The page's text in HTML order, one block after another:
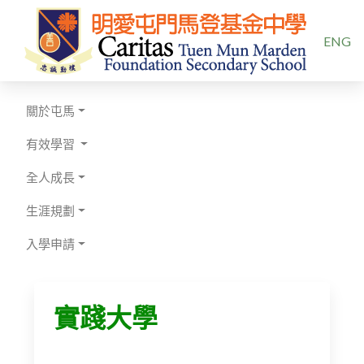
ENG
關於屯馬
有效學習
全人成長
生涯規劃
入學申請
實踐大學